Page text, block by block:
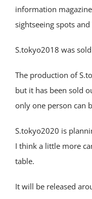
information
sightseeing spots
S.tokyo2018 was
The production of
but it has been sold
only one person can
S.tokyo2020 is
I think a little more
table.
It will be released